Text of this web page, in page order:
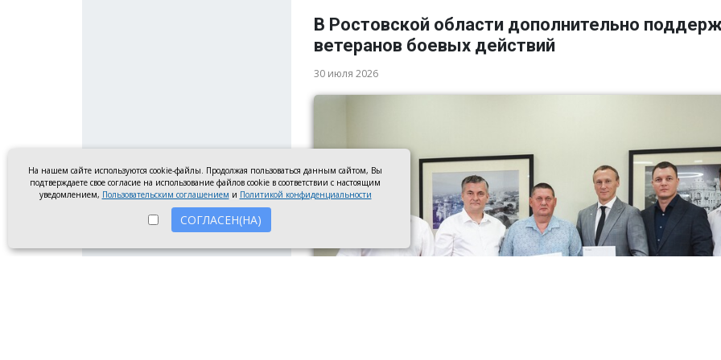
В Ростовской области дополнительно
ветеранов боевых действий
30 июля 2026
На нашем сайте используются cookie-файлы. Продолжая пользоваться данным сайтом, Вы
подтверждаете свое согласие на использование файлов cookie в соответствии с настоящим
уведомлением, Пользовательским соглашением и Политикой конфиденциальности
СОГЛАСЕН(НА)